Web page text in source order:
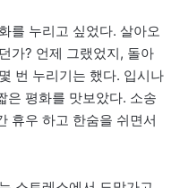
를 누리고 싶었다. 살아오
가? 언제 그랬었지, 돌아
번 누리기는 했다. 입시나
은 평화를 맛보았다. 소송
휴우 하고 한숨을 쉬면서